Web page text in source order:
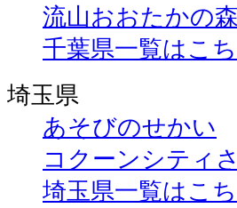
流山おおたかの
千葉県一覧はこ
埼玉県
あそびのせかい
コクーンシティ
埼玉県一覧はこ